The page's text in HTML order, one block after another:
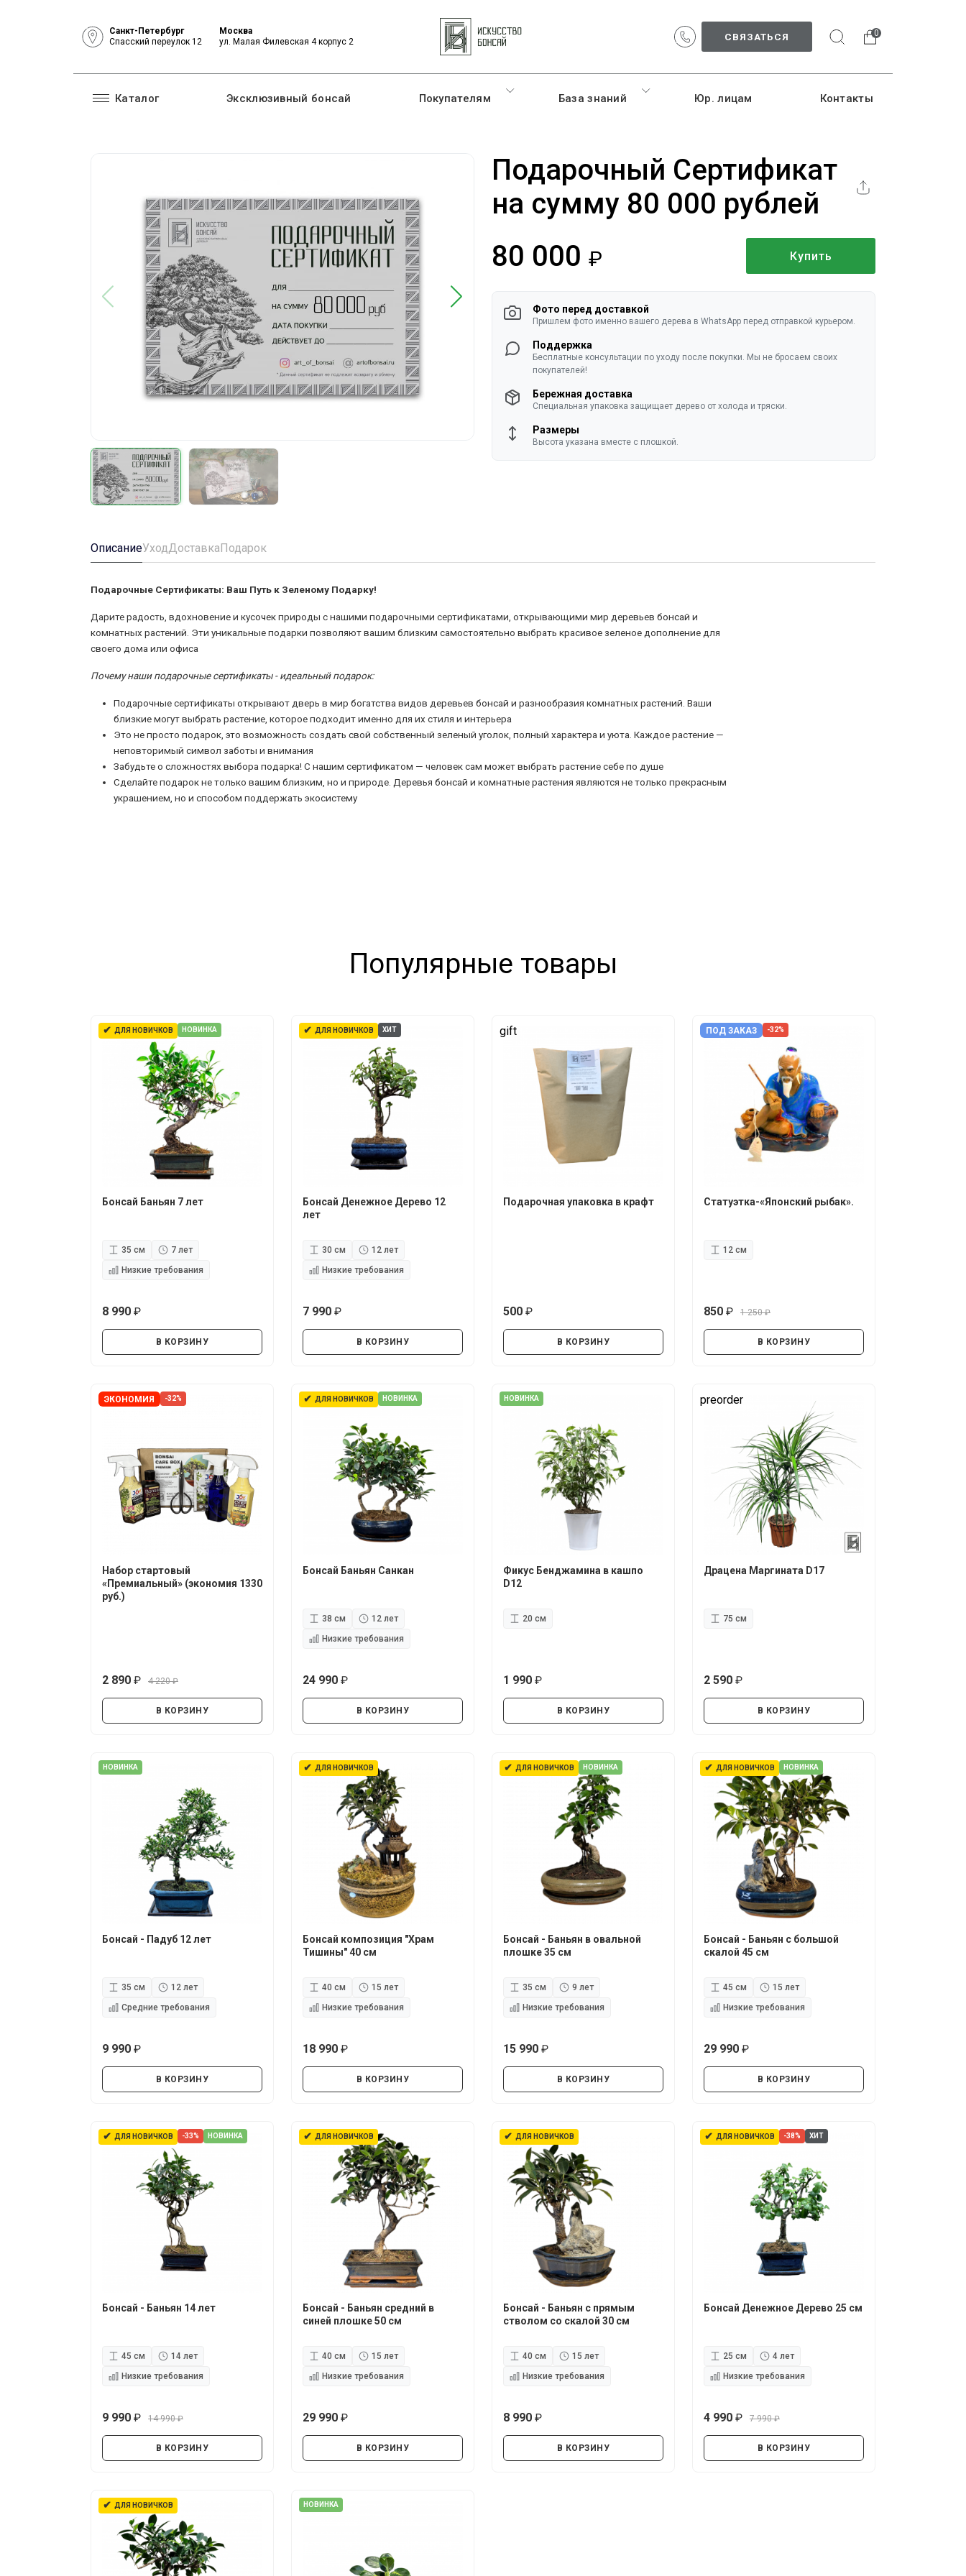
Санкт-Петербург
Спасский переулок 12
Москва
ул. Малая Филевская 4 корпус 2
СВЯЗАТЬСЯ 0
Каталог Эксклюзивный бонсай Покупателям База знаний Юр. лицам Контакты
Подарочный Сертификат
на сумму 80 000 рублей
80 000
Купить
Фото перед доставкой
Пришлем фото именно вашего дерева в WhatsApp перед отправкой курьером.
Поддержка
Бесплатные консультации по уходу после покупки. Мы не бросаем своих
покупателей!
Бережная доставка
Специальная упаковка защищает дерево от холода и тряски.
Размеры
Высота указана вместе с плошкой.
ОписаниеУходДоставкаПодарок
Подарочные Сертификаты: Ваш Путь к Зеленому Подарку!
Дарите радость, вдохновение и кусочек природы с нашими подарочными сертификатами, открывающими мир деревьев бонсай и
комнатных растений. Эти уникальные подарки позволяют вашим близким самостоятельно выбрать красивое зеленое дополнение для
своего дома или офиса
Почему наши подарочные сертификаты - идеальный подарок:
Подарочные сертификаты открывают дверь в мир богатства видов деревьев бонсай и разнообразия комнатных растений. Ваши
близкие могут выбрать растение, которое подходит именно для их стиля и интерьера
Это не просто подарок, это возможность создать свой собственный зеленый уголок, полный характера и уюта. Каждое растение —
неповторимый символ заботы и внимания
Забудьте о сложностях выбора подарка! С нашим сертификатом — человек сам может выбрать растение себе по душе
Сделайте подарок не только вашим близким, но и природе. Деревья бонсай и комнатные растения являются не только прекрасным
украшением, но и способом поддержать экосистему
Популярные товары
✔ ДЛЯ НОВИЧКОВ НОВИНКА
Бонсай Баньян 7 лет
35 см
7 лет
Низкие требования
8 990
В КОРЗИНУ
✔ ДЛЯ НОВИЧКОВ ХИТ
Бонсай Денежное Дерево 12
лет
30 см
12 лет
Низкие требования
7 990
В КОРЗИНУ
gift
Подарочная упаковка в крафт
500
В КОРЗИНУ
ПОД ЗАКАЗ -32%
Статуэтка-«Японский рыбак».
12 см
850
1 250
В КОРЗИНУ
ЭКОНОМИЯ -32%
Набор стартовый
«Премиальный» (экономия 1330
руб.)
2 890
4 220
В КОРЗИНУ
✔ ДЛЯ НОВИЧКОВ НОВИНКА
Бонсай Баньян Санкан
38 см
12 лет
Низкие требования
24 990
В КОРЗИНУ
НОВИНКА
Фикус Бенджамина в кашпо
D12
20 см
1 990
В КОРЗИНУ
preorder
Драцена Маргината D17
75 см
2 590
В КОРЗИНУ
НОВИНКА
Бонсай - Падуб 12 лет
35 см
12 лет
Средние требования
9 990
В КОРЗИНУ
✔ ДЛЯ НОВИЧКОВ
Бонсай композиция "Храм
Тишины" 40 см
40 см
15 лет
Низкие требования
18 990
В КОРЗИНУ
✔ ДЛЯ НОВИЧКОВ НОВИНКА
Бонсай - Баньян в овальной
плошке 35 см
35 см
9 лет
Низкие требования
15 990
В КОРЗИНУ
✔ ДЛЯ НОВИЧКОВ НОВИНКА
Бонсай - Баньян с большой
скалой 45 см
45 см
15 лет
Низкие требования
29 990
В КОРЗИНУ
✔ ДЛЯ НОВИЧКОВ -33% НОВИНКА
Бонсай - Баньян 14 лет
45 см
14 лет
Низкие требования
9 990
14 990
В КОРЗИНУ
✔ ДЛЯ НОВИЧКОВ
Бонсай - Баньян средний в
синей плошке 50 см
40 см
15 лет
Низкие требования
29 990
В КОРЗИНУ
✔ ДЛЯ НОВИЧКОВ
Бонсай - Баньян с прямым
стволом со скалой 30 см
40 см
15 лет
Низкие требования
8 990
В КОРЗИНУ
✔ ДЛЯ НОВИЧКОВ -38% ХИТ
Бонсай Денежное Дерево 25 см
25 см
4 лет
Низкие требования
4 990
7 990
В КОРЗИНУ
✔ ДЛЯ НОВИЧКОВ НОВИНКА